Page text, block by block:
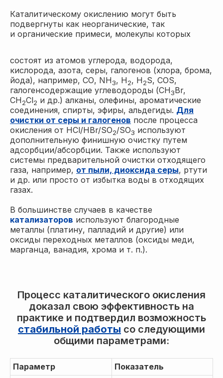
Каталитическому окислению могут быть
подвергнуты как неорганические, так
и органические примеси, молекулы которых
состоят из атомов углерода, водорода,
кислорода, азота, серы, галогенов (хлора, брома,
йода), например, СО, NH3, H2, H2S, СОS,
галогенсодержащие углеводороды (CH3Br,
CH2Cl2 и др.) алканы, олефины, ароматические
соединения, спирты, эфиры, альдегиды. Для
очистки от серы и галогенов после процесса
окисления от НСl/HBr/SO2/SO3 используют
дополнительную финишную очистку путем
адсорбции/абсорбции. Также используют
системы предварительной очистки отходящего
газа, например, от пыли, диоксида серы, ртути
и др. или просто от избытка воды в отходящих
газах.
В большинстве случаев в качестве
катализаторов используют благородные
металлы (платину, палладий и другие) или
оксиды переходных металлов (оксиды меди,
марганца, ванадия, хрома и т. п.).
Процесс каталитического окисления
доказал свою эффективность на
практике и подтвердил возможность
стабильной работы со следующими
общими параметрами:
Параметр
Показатель